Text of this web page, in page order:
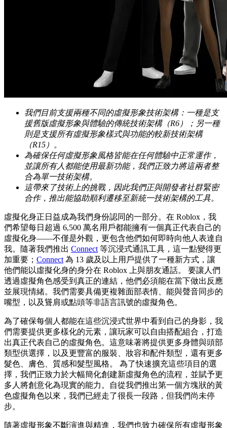
我們目前支援兩種不同的虛擬形象技術架構：一種是支
援舊版虛擬形象與體驗的傳統技術架構（R6）；另一種
則是支援所有虛擬形象樣式與功能的較新技術架構
（R15）。
為確保任何虛擬形象風格皆能在任何體驗中正常運作，
並讓所有人都能使用最新功能，我們正致力將這兩者整
合為單一技術架構。
這帶來了技術上的挑戰，因此我們正與開發者社群緊密
合作，推出能協助順利遷移至新統一技術架構的工具。
虛擬化身正日益成為我們身份認同的一部分。在 Roblox，我
們希望每日超過 6,500 萬名用戶都能擁有一個真正代表自己的
虛擬化身——不僅是外觀，更包含他們如何即時向他人表達自
我。隨著我們推出 Connect 等沉浸式通訊工具，這一點變得更
加重要； Connect 為 13 歲及以上用戶提供了一種新方式，讓
他們能以虛擬化身的身分在 Roblox 上與朋友通話。 要讓人們
透過虛擬角色感受到真正的連結，他們必須能在當下做出反應
並展現情緒。我們需要具備更複雜面部表情、能與聲音同步的
嘴型，以及聳肩或點頭等非語言訊號的虛擬角色。
為了確保每個人都能在這些沉浸式世界中看到自己的身影，我
們需要提供更多樣化的元素，讓玩家可以自由搭配組合，打造
出真正代表自己的虛擬角色。這意味著將提供更多身體與頭部
類型供選擇，以及更豐富的服裝、妝容和配件類型，還有更多
髮色、膚色、質感和髮型風格。 為了快速擴充這些項目的選
擇，我們正致力於大幅簡化創建新虛擬角色的流程，並賦予更
多人將創意化為現實的能力。自從我們推出第一個方塊狀的黃
色虛擬角色以來，我們已經走了很長一段路，但我們尚未停
步。
隨著虛擬形象不斷演進與精進，我們也致力確保所有虛擬形象